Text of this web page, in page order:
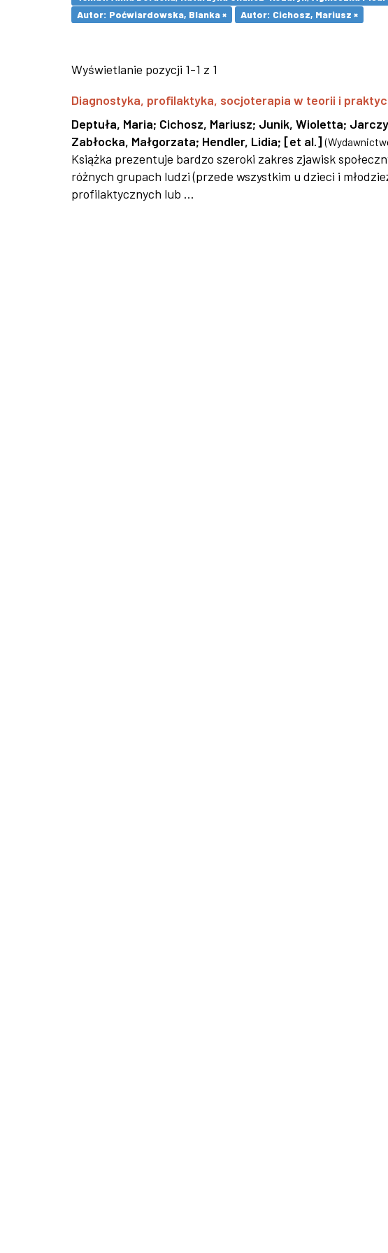
Autor: Poćwiardowska, Blanka ×
Autor: Cichosz, Mariusz ×
Wyświetlanie pozycji 1-1 z 1
Diagnostyka, profilaktyka, socjoterapia w teorii i
Deptuła, Maria; Cichosz, Mariusz; Junik, Wioletta;
Zabłocka, Małgorzata; Hendler, Lidia; [et al.] (
Książka prezentuje bardzo szeroki zakres zjawisk
różnych grupach ludzi (przede wszystkim u dzieci i
profilaktycznych lub ...